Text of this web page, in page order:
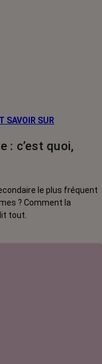
SAVOIR SUR
: c’est quoi,
le plus fréquent
? Comment la
tout.